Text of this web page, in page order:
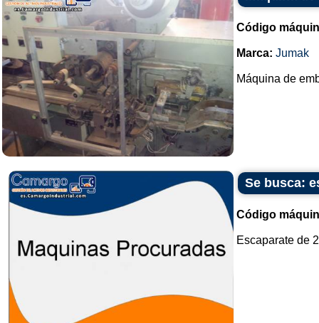
Código
Marca: Jumak
Máquina de
Se busca:
Código
Escaparate de